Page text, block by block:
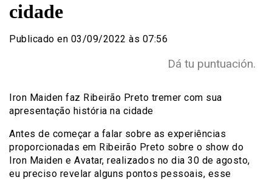
cidade
Publicado en 03/09/2022 às 07:56
Dá tu puntuación.
Iron Maiden faz Ribeirão Preto tremer com sua
apresentação história na cidade
Antes de começar a falar sobre as experiências
proporcionadas em Ribeirão Preto sobre o show do
Iron Maiden e Avatar, realizados no dia 30 de agosto,
eu preciso revelar alguns pontos pessoais, esse